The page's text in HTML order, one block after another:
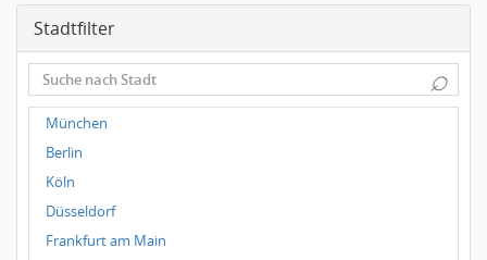
Stadtfilter
⌕
München
Berlin
Köln
Düsseldorf
Frankfurt am Main